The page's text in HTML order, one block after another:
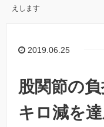
えします
2019.06.25
股関節の
キロ減を